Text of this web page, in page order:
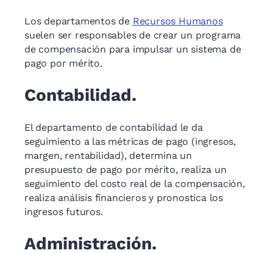
Los departamentos de Recursos Humanos
suelen ser responsables de crear un programa
de compensación para impulsar un sistema de
pago por mérito.
Contabilidad.
El departamento de contabilidad le da
seguimiento a las métricas de pago (ingresos,
margen, rentabilidad), determina un
presupuesto de pago por mérito, realiza un
seguimiento del costo real de la compensación,
realiza análisis financieros y pronostica los
ingresos futuros.
Administración.